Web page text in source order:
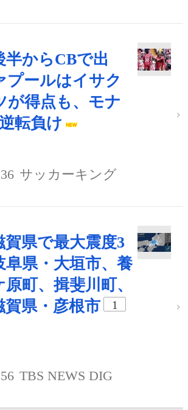
半からCBで出
ールはイサク
が得点も、モナ
転負け
サッカーキング
賀県で最大震度3
県・大垣市、養
町、揖斐川町、
賀県・彦根市
1
TBS NEWS DIG